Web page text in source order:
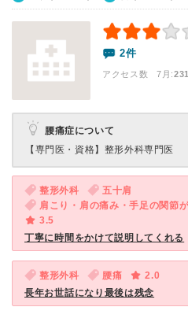
2件
アクセス数 7月:231
腰痛症について
【専門医・資格】 整形外科専門医
整形外科
五十肩
3.5
丁寧に時間をかけて説明してくれる
整形外科 腰痛
2.0
長年お世話になり最後は残念